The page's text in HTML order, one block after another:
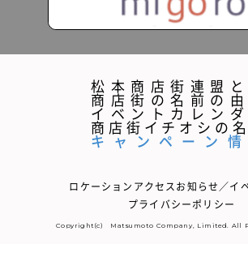
松本商店街連盟と
商店街の名前の由
イベントカレンダ
商店街イチオシの
キャンペーン情
ロケーションアクセス お知らせ／イ
プライバシーポリシー
Copyright(c) Matsumoto Company, Limited. All